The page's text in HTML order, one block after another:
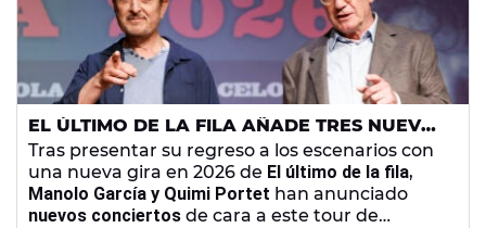
EL ÚLTIMO DE LA FILA AÑADE TRES NUEVAS
FECHAS EN BARCELONA, BILBAO Y
VALENCIA
Tras presentar su regreso a los escenarios con
una nueva gira en 2026 de El último de la fila,
Manolo García y Quimi Portet han anunciado
nuevos conciertos de cara a este tour de